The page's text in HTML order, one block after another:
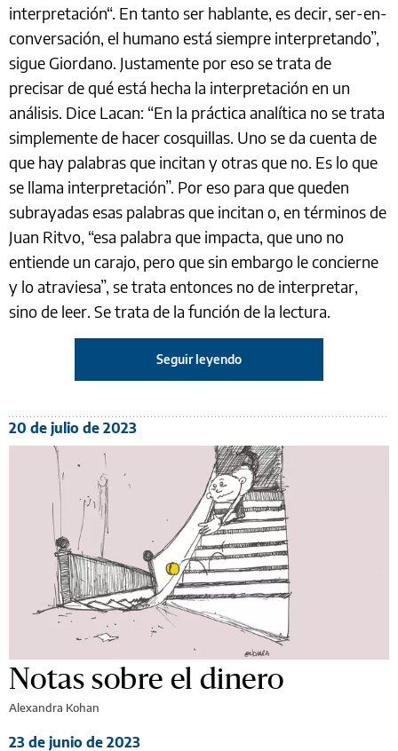
interpretación“. En tanto ser hablante, es decir, ser-en-
conversación, el humano está siempre interpretando”,
sigue Giordano. Justamente por eso se trata de
precisar de qué está hecha la interpretación en un
análisis. Dice Lacan: “En la práctica analítica no se trata
simplemente de hacer cosquillas. Uno se da cuenta de
que hay palabras que incitan y otras que no. Es lo que
se llama interpretación”. Por eso para que queden
subrayadas esas palabras que incitan o, en términos de
Juan Ritvo, “esa palabra que impacta, que uno no
entiende un carajo, pero que sin embargo le concierne
y lo atraviesa”, se trata entonces no de interpretar,
sino de leer. Se trata de la función de la lectura.
Seguir leyendo
20 de julio de 2023
Notas sobre el dinero
Alexandra Kohan
23 de junio de 2023